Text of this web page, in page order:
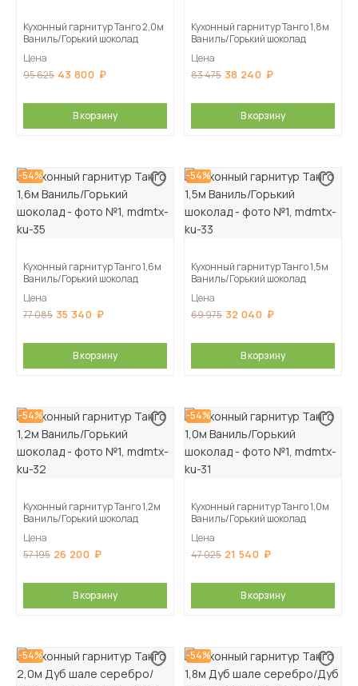
Кухонный гарнитур Танго 2,0м
Ваниль/Горький шоколад
Цена
95 625 43 800
В корзину
Кухонный гарнитур Танго 1,8м
Ваниль/Горький шоколад
Цена
83 475 38 240
В корзину
-54%
Кухонный гарнитур Танго 1,6м
Ваниль/Горький шоколад
Цена
77 085 35 340
В корзину
-54%
Кухонный гарнитур Танго 1,5м
Ваниль/Горький шоколад
Цена
69 975 32 040
В корзину
-54%
Кухонный гарнитур Танго 1,2м
Ваниль/Горький шоколад
Цена
57 195 26 200
В корзину
-54%
Кухонный гарнитур Танго 1,0м
Ваниль/Горький шоколад
Цена
47 025 21 540
В корзину
-54% -54%